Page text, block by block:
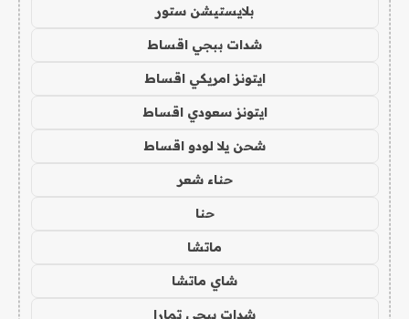
بلايستيشن ستور
شدات ببجي اقساط
ايتونز امريكي اقساط
ايتونز سعودي اقساط
شحن يلا لودو اقساط
حناء شعر
حنا
ماتشا
شاي ماتشا
شدات ببجي تمارا